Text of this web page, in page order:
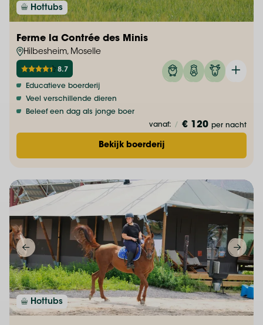
Hottubs
Ferme la Contrée des Minis
Hilbesheim, Moselle
8.7
Educatieve boerderij
Veel verschillende dieren
Beleef een dag als jonge boer
vanaf: / € 120 per nacht
Bekijk boerderij
Hottubs